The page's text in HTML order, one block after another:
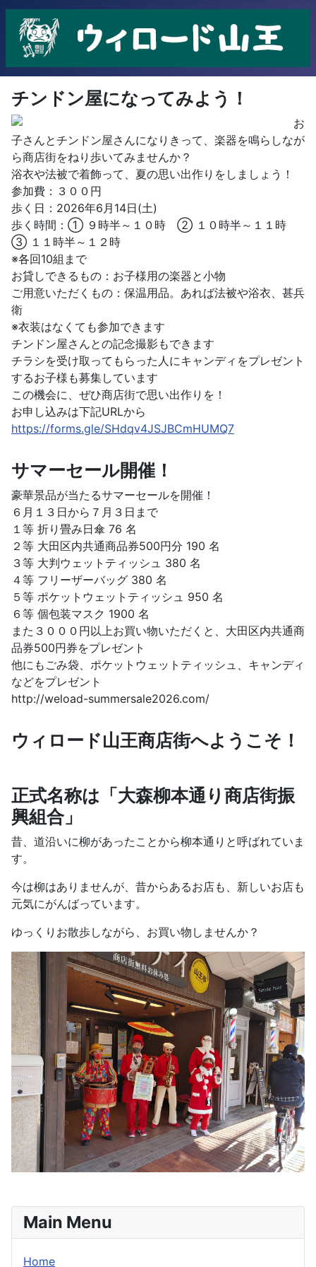
チンドン屋になってみよう！
お
子さんとチンドン屋さんになりきって、楽器を鳴らしなが
ら商店街をねり歩いてみませんか？
浴衣や法被で着飾って、夏の思い出作りをしましょう！
参加費：３００円
歩く日：2026年6月14日(土)
歩く時間：① ９時半～１０時 ② １０時半～１１時
③ １１時半～１２時
※各回10組まで
お貸しできるもの：お子様用の楽器と小物
ご用意いただくもの：保温用品。あれば法被や浴衣、甚兵
衛
※衣装はなくても参加できます
チンドン屋さんとの記念撮影もできます
チラシを受け取ってもらった人にキャンディをプレゼント
するお子様も募集しています
この機会に、ぜひ商店街で思い出作りを！
お申し込みは下記URLから
https://forms.gle/SHdqv4JSJBCmHUMQ7
サマーセール開催！
豪華景品が当たるサマーセールを開催！
６月１３日から７月３日まで
１等 折り畳み日傘 76 名
２等 大田区内共通商品券500円分 190 名
３等 大判ウェットティッシュ 380 名
４等 フリーザーバッグ 380 名
５等 ポケットウェットティッシュ 950 名
６等 個包装マスク 1900 名
また３０００円以上お買い物いただくと、大田区内共通商
品券500円券をプレゼント
他にもごみ袋、ポケットウェットティッシュ、キャンディ
などをプレゼント
http://weload-summersale2026.com/
ウィロード山王商店街へようこそ！
正式名称は「大森柳本通り商店街振
興組合」
昔、道沿いに柳があったことから柳本通りと呼ばれていま
す。
今は柳はありませんが、昔からあるお店も、新しいお店も
元気にがんばっています。
ゆっくりお散歩しながら、お買い物しませんか？
Main Menu
Home